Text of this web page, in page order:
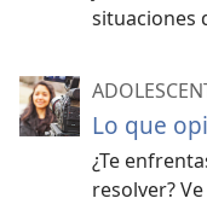
situaciones
Lo que
¿Te
resolver?